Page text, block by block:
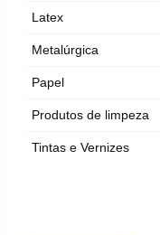
Latex
Metalúrgica
Papel
Produtos de limpeza
Tintas e Vernizes